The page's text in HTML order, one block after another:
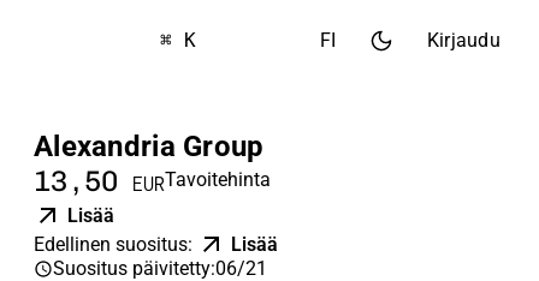
⌘ K FI Kirjaudu
Alexandria Group
13,50 EURTavoitehinta
Lisää
Edellinen suositus:
Lisää
Suositus päivitetty:06/21